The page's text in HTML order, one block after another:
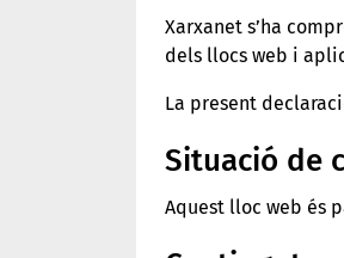
Xarxanet s’ha
dels llocs web i
La present
Situació de
Aquest lloc web és